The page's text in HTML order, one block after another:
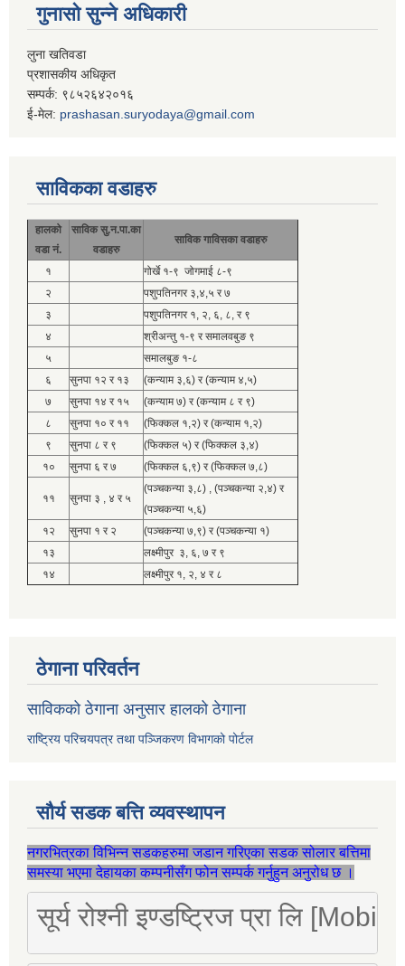
गुनासो सुन्ने अधिकारी
लुना खतिवडा
प्रशासकीय अधिकृत
सम्पर्क: ९८५२६४२०१६
ई-मेल: prashasan.suryodaya@gmail.com
साविकका वडाहरु
हालको
वडा नं.
साविक सु.न.पा.का
वडाहरु
साविक गाविसका वडाहरु
१
गोर्खे १-९ जोगमाई ८-९
२
पशुपतिनगर ३,४,५ र ७
३
पशुपतिनगर १, २, ६, ८, र ९
४
श्रीअन्तु १-९ र समालवबुङ ९
५
समालबुङ १-८
६
सुनपा १२ र १३
(कन्याम ३,६) र (कन्याम ४,५)
७
सुनपा १४ र १५
(कन्याम ७) र (कन्याम ८ र ९)
८
सुनपा १० र ११
(फिक्कल १,२) र (कन्याम १,२)
९
सुनपा ८ र ९
(फिक्कल ५) र (फिक्कल ३,४)
१०
सुनपा ६ र ७ (फिक्कल ६,९) र (फिक्कल ७,८)
११ सुनपा ३ , ४ र ५
(पञ्चकन्या ३,८) , (पञ्चकन्या २,४) र
(पञ्चकन्या ५,६)
१२
सुनपा १ र २
(पञ्चकन्या ७,९) र (पञ्चकन्या १)
१३
लक्ष्मीपुर ३, ६, ७ र ९
१४
लक्ष्मीपुर १, २, ४ र ८
ठेगाना परिवर्तन
साविकको ठेगाना अनुसार हालको ठेगाना
राष्ट्रिय परिचयपत्र तथा पञ्जिकरण विभागको पोर्टल
सौर्य सडक बत्ति व्यवस्थापन
नगरभित्रका विभिन्न सडकहरुमा जडान गरिएका सडक सोलार बत्तिमा
समस्या भएमा देहायका कम्पनीसँग फोन सम्पर्क गर्नुहुन अनुरोध छ ।
सूर्य रोश्नी इण्डष्ट्रिज प्रा लि